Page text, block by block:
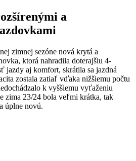
a
zimnej sezóne nová krytá a
ktorá nahradila doterajšiu 4-
jazdy aj komfort, skrátila sa jazdná
zostala zatiaľ vďaka nižšiemu počtu
k vyššiemu vyťaženiu
zima 23/24 bola veľmi krátka, tak
úplne novú.